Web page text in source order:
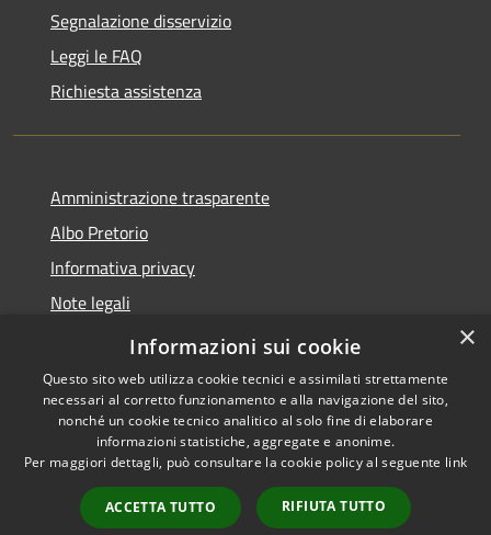
Segnalazione disservizio
Leggi le FAQ
Richiesta assistenza
Amministrazione trasparente
Albo Pretorio
Informativa privacy
Note legali
Dichiarazione di accessibilità
Accessibility
Copyright © 2026 • Città di
Maida • Powered by
Municipium•
Admin
access
×
Informazioni sui cookie
Questo sito web utilizza cookie tecnici e assimilati strettamente
necessari al corretto funzionamento e alla navigazione del sito,
nonché un cookie tecnico analitico al solo fine di elaborare
informazioni statistiche, aggregate e anonime.
Per maggiori dettagli, può consultare la cookie policy al seguente link
ACCETTA TUTTO RIFIUTA TUTTO